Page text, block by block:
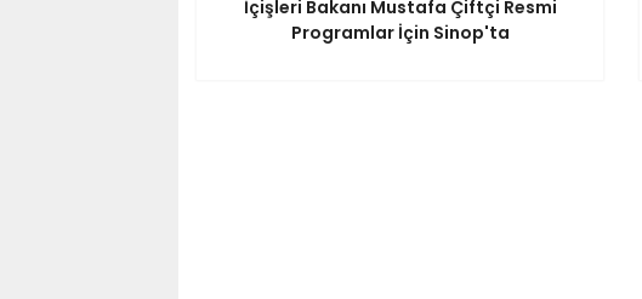
İçişleri Bakanı Mustafa Çiftçi Resmi
Programlar İçin Sinop'ta